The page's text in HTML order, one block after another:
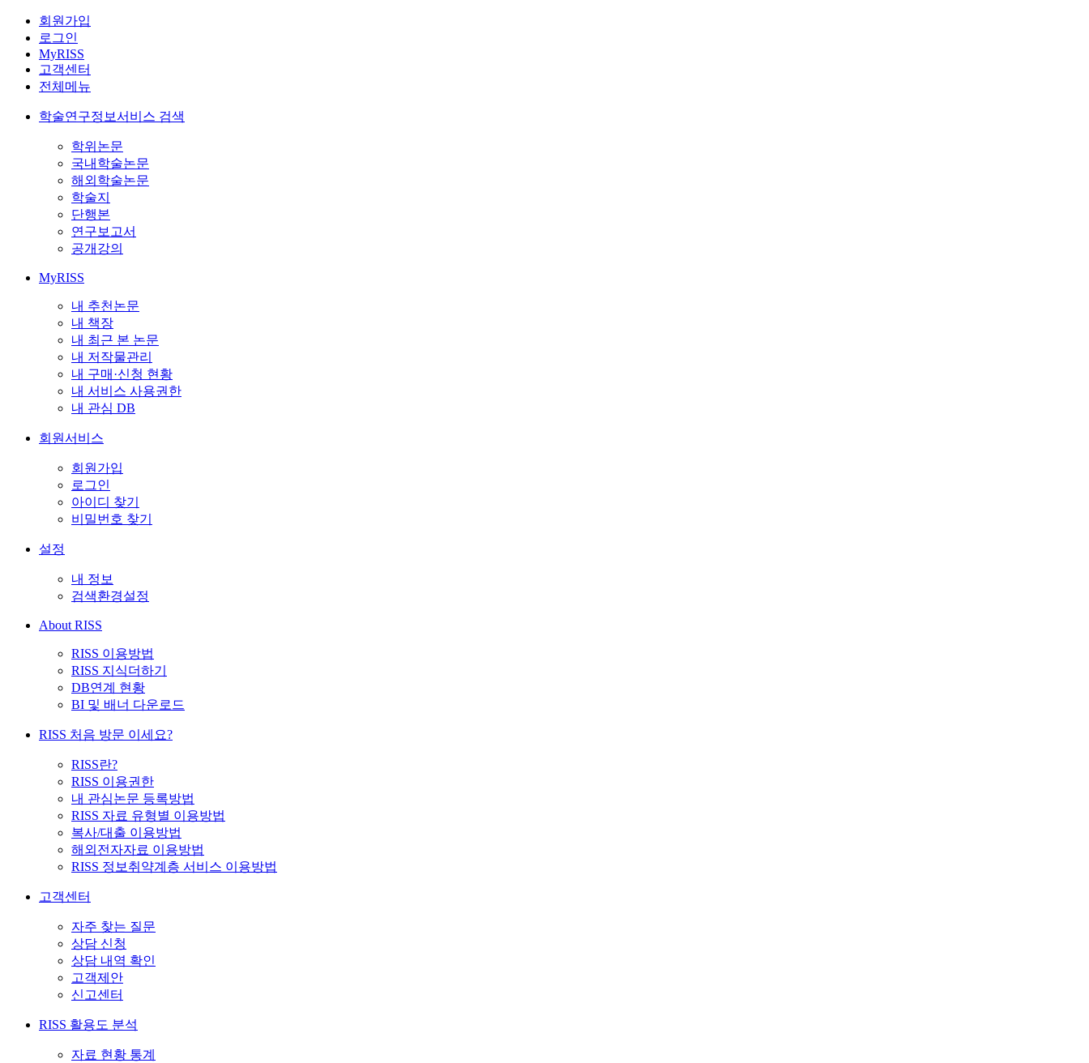
회원가입
로그인
MyRISS
고객센터
전체메뉴
학술연구정보서비스 검색
학위논문
국내학술논문
해외학술논문
학술지
단행본
연구보고서
공개강의
MyRISS
내 추천논문
내 책장
내 최근 본 논문
내 저작물관리
내 구매·신청 현황
내 서비스 사용권한
내 관심 DB
회원서비스
회원가입
로그인
아이디 찾기
비밀번호 찾기
설정
내 정보
검색환경설정
About RISS
RISS 이용방법
RISS 지식더하기
DB연계 현황
BI 및 배너 다운로드
RISS 처음 방문 이세요?
RISS란?
RISS 이용권한
내 관심논문 등록방법
RISS 자료 유형별 이용방법
복사/대출 이용방법
해외전자자료 이용방법
RISS 정보취약계층 서비스 이용방법
고객센터
자주 찾는 질문
상담 신청
상담 내역 확인
고객제안
신고센터
RISS 활용도 분석
자료 현황 통계